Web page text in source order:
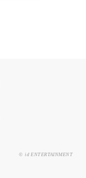
© id ENTERTAINMENT